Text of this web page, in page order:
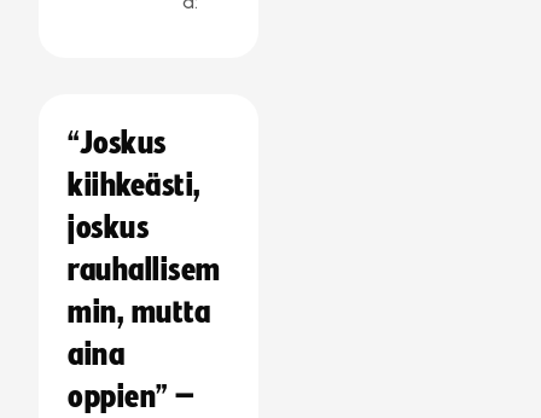
“Joskus
kiihkeästi,
joskus
rauhallisem
min, mutta
aina
oppien” –